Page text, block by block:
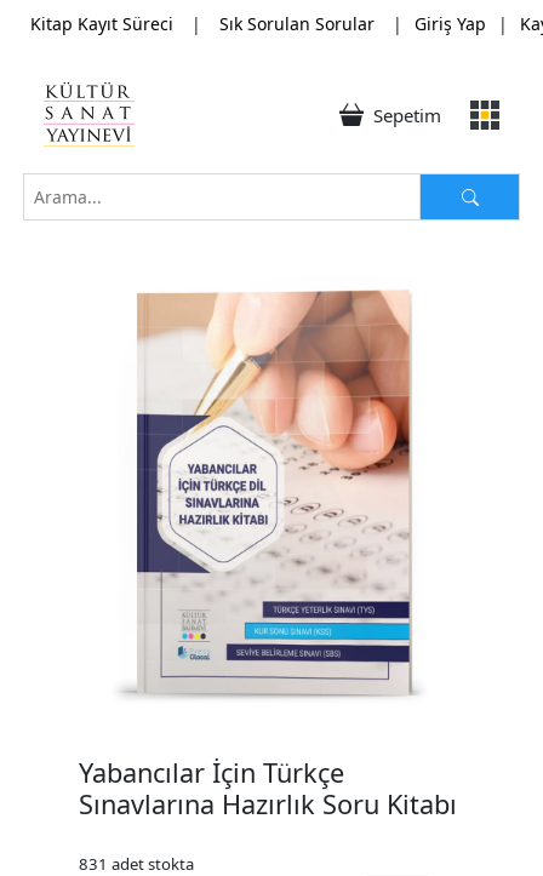
Kitap Kayıt Süreci | Sık Sorulan Sorular | Giriş Yap |
Sepetim
Yabancılar İçin Türkçe
Sınavlarına Hazırlık Soru Kitabı
831 adet stokta